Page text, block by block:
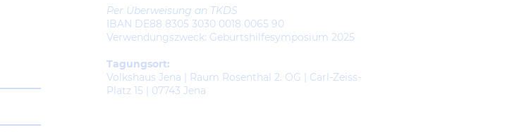
Per Überweisung an TKDS
IBAN DE88 8305 3030 0018 0065 90
Verwendungszweck: Geburtshilfesymposium 2025
Tagungsort:
Volkshaus Jena | Raum Rosenthal 2. OG | Carl-Zeiss-
Platz 15 | 07743 Jena